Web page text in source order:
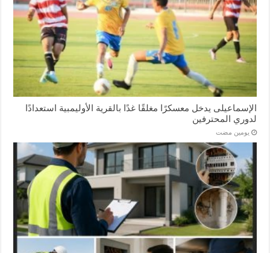
الإسماعیلی یدخل معسكرًا مغلقًا غدًا بالقرية الأوليمبية استعدادًا
لدوري المحترفين
‏يومين مضت